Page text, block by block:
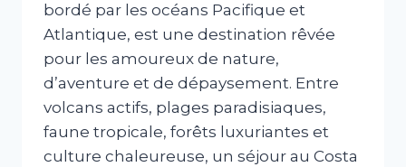
bordé par les océans Pacifique et
Atlantique, est une destination rêvée
pour les amoureux de nature,
d’aventure et de dépaysement. Entre
volcans actifs, plages paradisiaques,
faune tropicale, forêts luxuriantes et
culture chaleureuse, un séjour au Costa